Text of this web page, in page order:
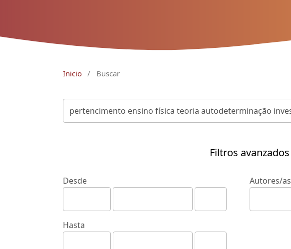
Inicio / Buscar
Filtros avanzados
Desde
Hasta
Autores/as